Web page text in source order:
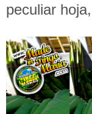
peculiar